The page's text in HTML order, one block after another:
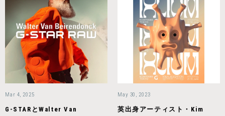
Mar 4, 2025
G-STARとWalter Van
May 30, 2023
英出身アーティスト・Kim